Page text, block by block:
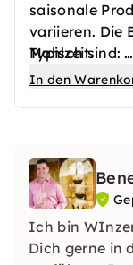
saisonale
variieren. Die
Mahlzeit.
Typisch sind:
- Wurst
In den
Ich bin
Dich gerne in